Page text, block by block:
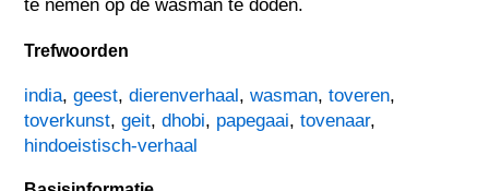
te nemen op de wasman te doden.
Trefwoorden
india,geest,dierenverhaal,wasman,toveren,
toverkunst,geit,dhobi, papegaai,tovenaar,
hindoeistisch-verhaal